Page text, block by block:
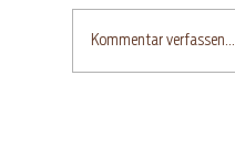
Kommentar verfassen...